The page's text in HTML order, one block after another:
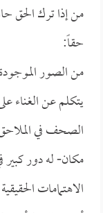
من إذا ترك الحق
حقاً:
من الصور
يتكلم عن الغناء
الصحف في
مكان- له دور
الاهتمامات